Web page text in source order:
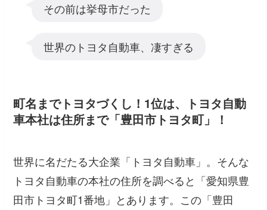
その前は挙母市だった
世界のトヨタ自動車、凄すぎる
町名までトヨタづくし！1位は、トヨタ自動
車本社は住所まで「豊田市トヨタ町」！
世界に名だたる大企業「トヨタ自動車」。そんな
トヨタ自動車の本社の住所を調べると「愛知県豊
田市トヨタ町1番地」とあります。この「豊田